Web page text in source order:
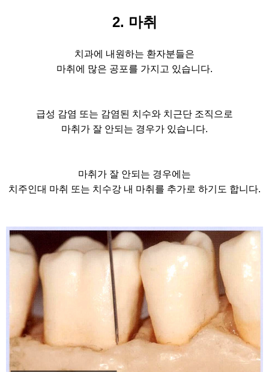
2. 마취
치과에 내원하는 환자분들은
마취에 많은 공포를 가지고 있습니다.
급성 감염 또는 감염된 치수와 치근단 조직으로
마취가 잘 안되는 경우가 있습니다.
마취가 잘 안되는 경우에는
치주인대 마취 또는 치수강 내 마취를 추가로 하기도 합니다.